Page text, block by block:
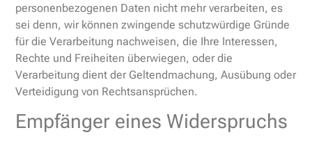
personenbezogenen Daten nicht mehr verarbeiten, es
sei denn, wir können zwingende schutzwürdige Gründe
für die Verarbeitung nachweisen, die Ihre Interessen,
Rechte und Freiheiten überwiegen, oder die
Verarbeitung dient der Geltendmachung, Ausübung oder
Verteidigung von Rechtsansprüchen.
Empfänger eines Widerspruchs